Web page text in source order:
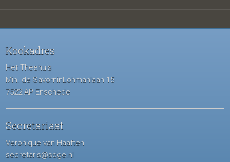
Kookadres
Het Theehuis
Min. de SavorninLohmanlaan 15
7522 AP Enschede
Secretariaat
Veronique van Haaften
secretaris@sdge.nl